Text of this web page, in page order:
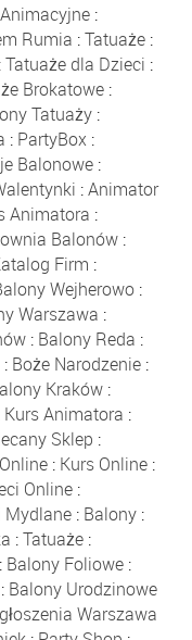
:
Rumia :Tatuaże:
Tatuaże dla Dzieci :
Brokatowe:
Tatuaży :
: PartyBox:
Balonowe :
:Animator
Animatora :
Balonów :
Firm :
Wejherowo:
Warszawa :
: Balony Reda :
: Boże Narodzenie:
Kraków :
Kurs Animatora :
Sklep :
: Kurs Online:
Online :
Mydlane : Balony :
:Tatuaże:
: Balony Foliowe :
: Balony Urodzinowe
Warszawa